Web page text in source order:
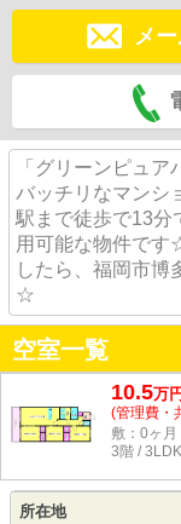
メ
「グリーンピュ
バッチリなマンシ
駅まで徒歩で13分
用可能な物件で
したら、福岡市博
☆
空室一覧
10.5万円
(管理費・
敷：0ヶ月
3階 /
所在地